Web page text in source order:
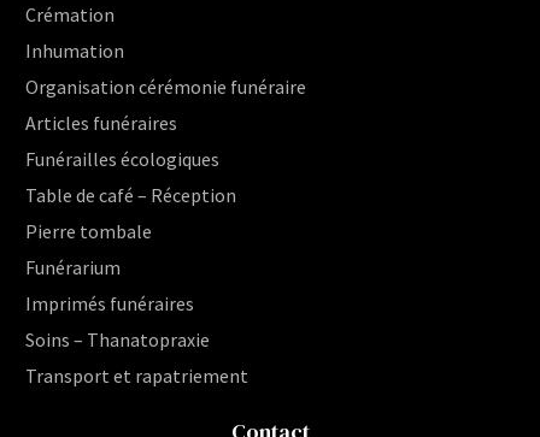
Crémation
Inhumation
Organisation cérémonie funéraire
Articles funéraires
Funérailles écologiques
Table de café – Réception
Pierre tombale
Funérarium
Imprimés funéraires
Soins – Thanatopraxie
Transport et rapatriement